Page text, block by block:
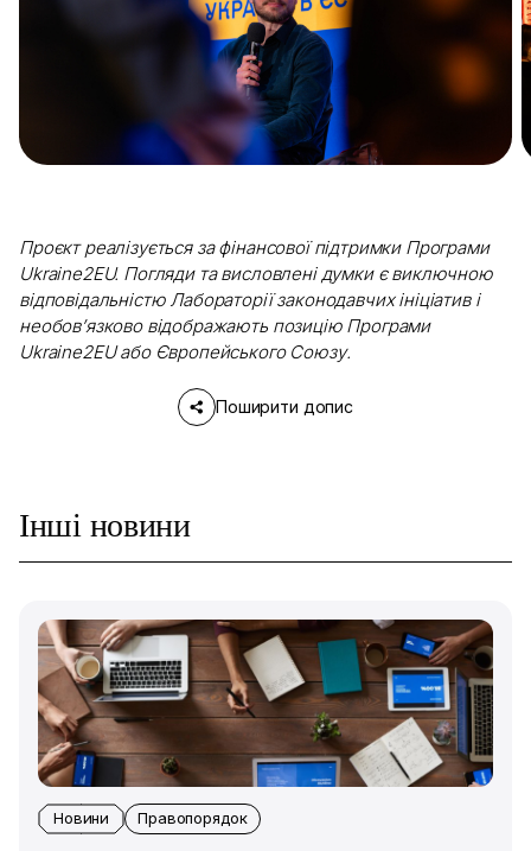
Проєкт реалізується за фінансової підтримки Програми
Ukraine2EU. Погляди та висловлені думки є виключною
відповідальністю Лабораторії законодавчих ініціатив і
необов’язково відображають позицію Програми
Ukraine2EU або Європейського Союзу.
Поширити допис
Інші новини
Новини Правопорядок